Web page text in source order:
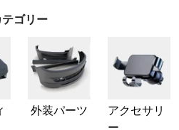
テゴリー
外装パーツ
アクセサリ
ー